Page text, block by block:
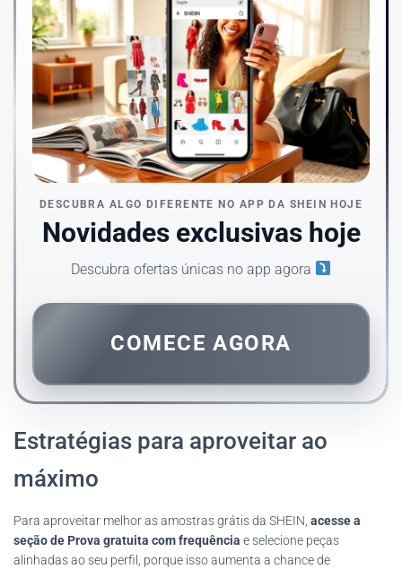
DESCUBRA ALGO DIFERENTE NO APP DA SHEIN HOJE
Novidades exclusivas hoje
Descubra ofertas únicas no app agora
COMECE AGORA
Estratégias para aproveitar ao
máximo
Para aproveitar melhor as amostras grátis da SHEIN, acesse a
seção de Prova gratuita com frequência e selecione peças
alinhadas ao seu perfil, porque isso aumenta a chance de